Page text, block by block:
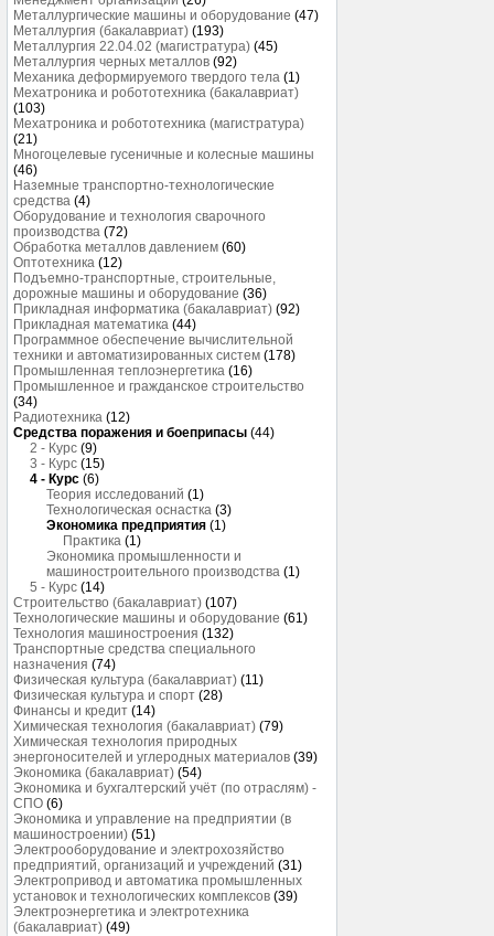
Металлургические машины и оборудование (47)
Металлургия (бакалавриат) (193)
Металлургия 22.04.02 (магистратура) (45)
Металлургия черных металлов (92)
Механика деформируемого твердого тела (1)
Мехатроника и робототехника (бакалавриат)
(103)
Мехатроника и робототехника (магистратура)
(21)
Многоцелевые гусеничные и колесные машины
(46)
Наземные транспортно-технологические
средства (4)
Оборудование и технология сварочного
производства (72)
Обработка металлов давлением (60)
Оптотехника (12)
Подъемно-транспортные, строительные,
дорожные машины и оборудование (36)
Прикладная информатика (бакалавриат) (92)
Прикладная математика (44)
Программное обеспечение вычислительной
техники и автоматизированных систем (178)
Промышленная теплоэнергетика (16)
Промышленное и гражданское строительство
(34)
Радиотехника (12)
Средства поражения и боеприпасы (44)
2 - Курс (9)
3 - Курс (15)
4 - Курс (6)
Теория исследований (1)
Технологическая оснастка (3)
Экономика предприятия (1)
Практика (1)
Экономика промышленности и
машиностроительного производства (1)
5 - Курс (14)
Строительство (бакалавриат) (107)
Технологические машины и оборудование (61)
Технология машиностроения (132)
Транспортные средства специального
назначения (74)
Физическая культура (бакалавриат) (11)
Физическая культура и спорт (28)
Финансы и кредит (14)
Химическая технология (бакалавриат) (79)
Химическая технология природных
энергоносителей и углеродных материалов (39)
Экономика (бакалавриат) (54)
Экономика и бухгалтерский учёт (по отраслям) -
СПО (6)
Экономика и управление на предприятии (в
машиностроении) (51)
Электрооборудование и электрохозяйство
предприятий, организаций и учреждений (31)
Электропривод и автоматика промышленных
установок и технологических комплексов (39)
Электроэнергетика и электротехника
(бакалавриат) (49)